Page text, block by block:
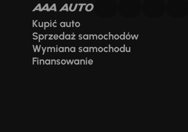
Kupić auto
Sprzedaż samochodów
Wymiana samochodu
Finansowanie